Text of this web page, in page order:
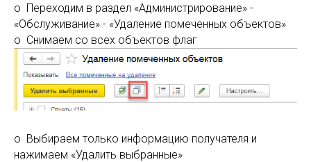
o Переходим в раздел «Администрирование» -
«Обслуживание» - «Удаление помеченных объектов»
o Снимаем со всех объектов флаг
o Выбираем только информацию получателя и
нажимаем «Удалить выбранные»